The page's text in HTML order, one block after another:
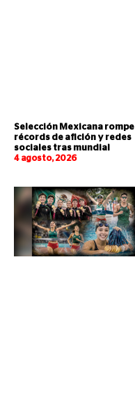
Selección Mexicana rompe
récords de afición y redes
sociales tras mundial
4 agosto, 2026